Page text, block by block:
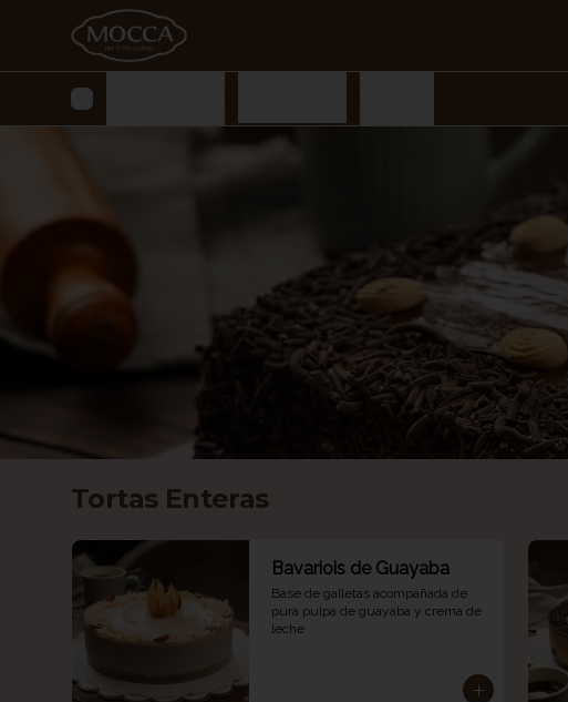
Tortas Enteras
Bavariois de Guayaba
Base de galletas acompañada de
pura pulpa de guayaba y crema de
leche